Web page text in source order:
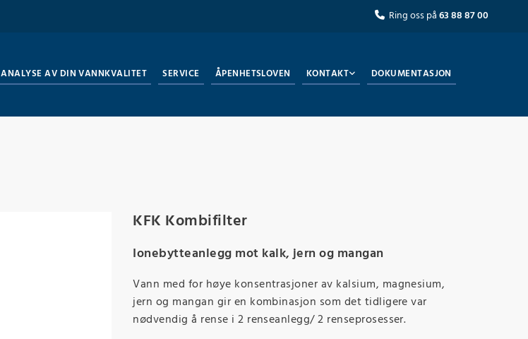
 Ring oss på63 88 87 00
ANALYSE AV DIN VANNKVALITET SERVICE ÅPENHETSLOVEN KONTAKT DOKUMENTASJON
KFK Kombifilter
Ionebytteanlegg mot kalk, jern og mangan
Vann med for høye konsentrasjoner av kalsium, magnesium,
jern og mangan gir en kombinasjon som det tidligere var
nødvendig å rense i 2 renseanlegg/ 2 renseprosesser.